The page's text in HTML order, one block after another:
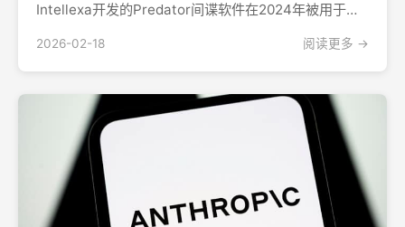
Intellexa开发的Predator间谍软件在2024年被用于入
控工具在这个非洲国家部署的首例经法证确认的案例。
坎迪多是一名新闻...
2026-02-18 阅读更多 →